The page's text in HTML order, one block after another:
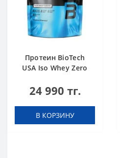
Протеин BioTech
USA Iso Whey Zero
454 g
24 990 тг.
В КОРЗИНУ